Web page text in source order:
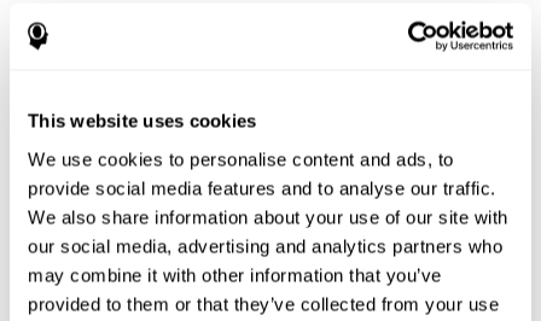
This website uses cookies
We use cookies to personalise content and ads, to
provide social media features and to analyse our traffic.
We also share information about your use of our site with
our social media, advertising and analytics partners who
may combine it with other information that you’ve
provided to them or that they’ve collected from your use
nos permite abordar correctamente qualquer tarefa diária
Encruzilhada: para avançar no jogo, teremos que evitar que
encruzilhada. Isto requer diferentes habilidades cognitivas,
como a estimativa. Usamos esta habilidade cognitiva no
nosso dia-a-dia para saber quando temos que começar a
travar para parar no semáforo
Teste intencional FOCU-SHIF: teste intencional FOCU-
SHIF baseou-se no teste clássico do Conners (CPT). Para